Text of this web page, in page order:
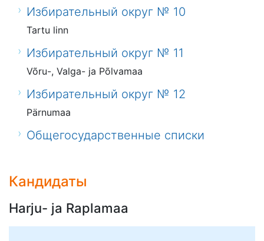
Избирательный округ № 10
Tartu linn
Избирательный округ № 11
Võru-, Valga- ja Põlvamaa
Избирательный округ № 12
Pärnumaa
Общегосударственные списки
Кандидаты
Harju- ja Raplamaa